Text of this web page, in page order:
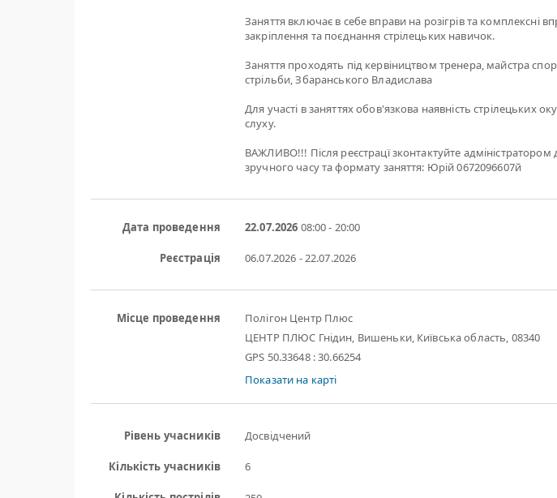
Заняття включає в себе вправи на розігрів та комплексні
закріплення та поєднання стрілецьких навичок.
Заняття проходять під кервіництвом тренера, майстра
стрільби, Збаранського Владислава
Для участі в заняттях обов'язкова наявність стрілецьких
слуху.
ВАЖЛИВО!!! Після реєстрацї зконтактуйте
зручного часу та формату заняття: Юрій 0672096607й
Дата проведення 22.07.2026 08:00 - 20:00
Реєстрація 06.07.2026 - 22.07.2026
Місце проведення
Полігон Центр Плюс
ЦЕНТР ПЛЮС Гнідин, Вишеньки, Київська область, 08340
GPS 50.33648 : 30.66254
Показати на карті
Рівень учасників Досвідчений
Кількість учасників 6